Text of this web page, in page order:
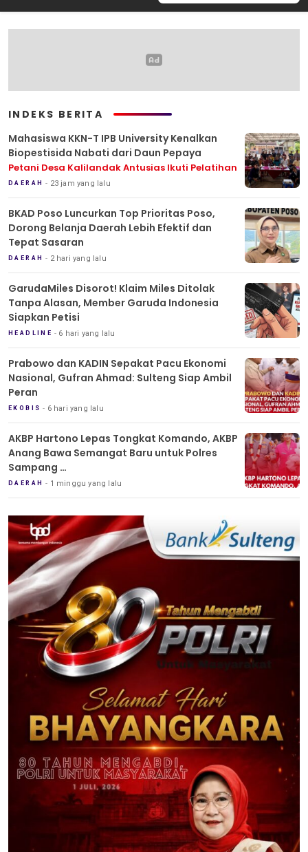
INDEKS BERITA
Mahasiswa KKN-T IPB University Kenalkan
Biopestisida Nabati dari Daun Pepaya
Petani Desa Kalilandak Antusias Ikuti Pelatihan
DAERAH 23 jam yang lalu
BKAD Poso Luncurkan Top Prioritas Poso,
Dorong Belanja Daerah Lebih Efektif dan
Tepat Sasaran
DAERAH 2 hari yang lalu
GarudaMiles Disorot! Klaim Miles Ditolak
Tanpa Alasan, Member Garuda Indonesia
Siapkan Petisi
HEADLINE 6 hari yang lalu
Prabowo dan KADIN Sepakat Pacu Ekonomi
Nasional, Gufran Ahmad: Sulteng Siap Ambil
Peran
EKOBIS 6 hari yang lalu
AKBP Hartono Lepas Tongkat Komando, AKBP
Anang Bawa Semangat Baru untuk Polres
Sampang
Tradisi Pedang Pora Iringi Sertijab Kapolres
Sampang
DAERAH 1 minggu yang lalu